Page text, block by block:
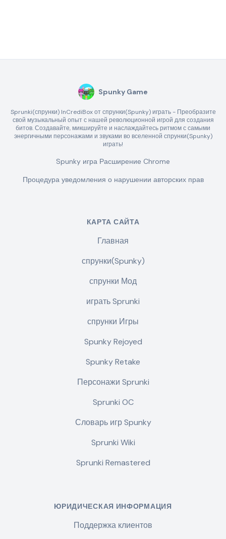
Spunky Game
Sprunki(спрунки) InCrediBox от спрунки(Spunky) играть - Преобразите
свой музыкальный опыт с нашей революционной игрой для создания
битов. Создавайте, микшируйте и наслаждайтесь ритмом с самыми
энергичными персонажами и звуками во вселенной спрунки(Spunky)
играть!
Spunky игра Расширение Chrome
Процедура уведомления о нарушении авторских прав
КАРТА САЙТА
Главная
спрунки(Spunky)
спрунки Мод
играть Sprunki
спрунки Игры
Spunky Rejoyed
Spunky Retake
Персонажи Sprunki
Sprunki OC
Словарь игр Spunky
Sprunki Wiki
Sprunki Remastered
ЮРИДИЧЕСКАЯ ИНФОРМАЦИЯ
Поддержка клиентов